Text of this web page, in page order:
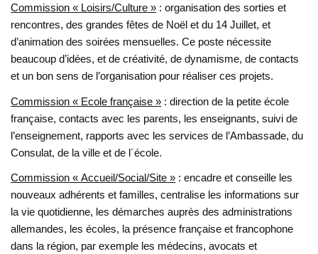
Commission « Loisirs/Culture » : organisation des sorties et
rencontres, des grandes fêtes de Noël et du 14 Juillet, et
d’animation des soirées mensuelles. Ce poste nécessite
beaucoup d’idées, et de créativité, de dynamisme, de contacts
et un bon sens de l’organisation pour réaliser ces projets.
Commission « Ecole française » : direction de la petite école
française, contacts avec les parents, les enseignants, suivi de
l’enseignement, rapports avec les services de l’Ambassade, du
Consulat, de la ville et de l´école.
Commission « Accueil/Social/Site » : encadre et conseille les
nouveaux adhérents et familles, centralise les informations sur
la vie quotidienne, les démarches auprès des administrations
allemandes, les écoles, la présence française et francophone
dans la région, par exemple les médecins, avocats et